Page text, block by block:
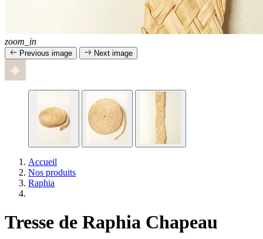
zoom_in
Previous image Next image
Accueil
Nos produits
Raphia
Tresse de Raphia Chapeau